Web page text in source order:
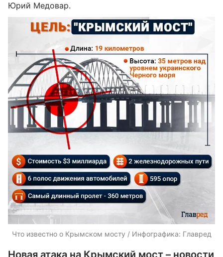
Юрий Медовар.
Что известно о Крымском мосту / Инфографика: Главред
Новая атака на Крымский мост – новости